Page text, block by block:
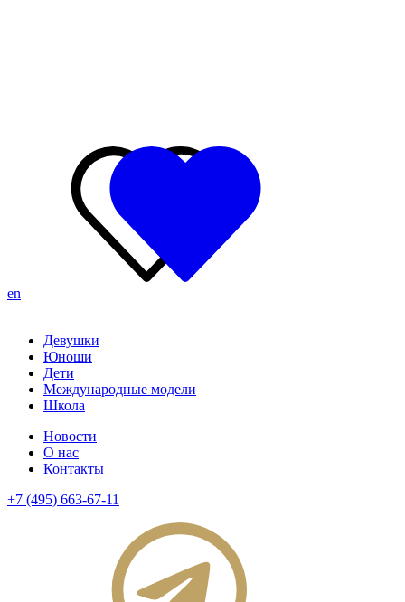
en
Девушки
Юноши
Дети
Международные модели
Школа
Новости
О нас
Контакты
+7 (495) 663-67-11